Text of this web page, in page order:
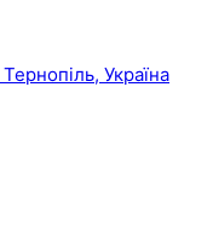
Україна